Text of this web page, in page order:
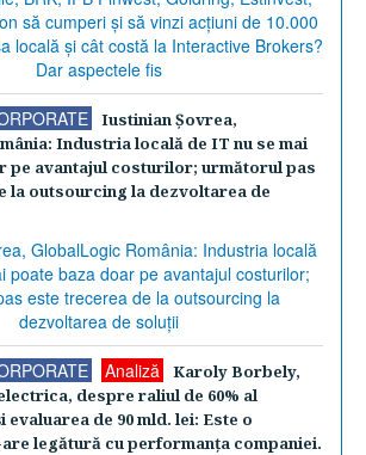
Iustinian Şovrea,
Industria locală de IT nu se mai
pe avantajul costurilor; următorul pas
la outsourcing la dezvoltarea de
Analiză
Karoly Borbely,
despre raliul de 60% al
evaluarea de 90 mld. lei: Este o
legătură cu performanţa companiei.